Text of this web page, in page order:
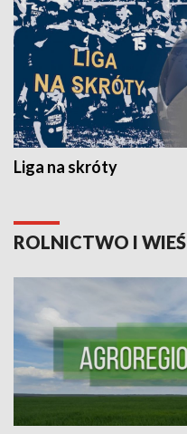
Liga na skróty
ROLNICTWO I WIEŚ